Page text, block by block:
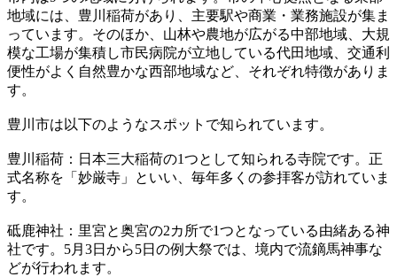
地域には、豊川稲荷があり、主要駅や商業・業務施設が集ま
っています。そのほか、山林や農地が広がる中部地域、大規
模な工場が集積し市民病院が立地している代田地域、交通利
便性がよく自然豊かな西部地域など、それぞれ特徴がありま
す。
豊川市は以下のようなスポットで知られています。
豊川稲荷：日本三大稲荷の1つとして知られる寺院です。正
式名称を「妙厳寺」といい、毎年多くの参拝客が訪れていま
す。
砥鹿神社：里宮と奥宮の2カ所で1つとなっている由緒ある神
社です。5月3日から5日の例大祭では、境内で流鏑馬神事な
どが行われます。